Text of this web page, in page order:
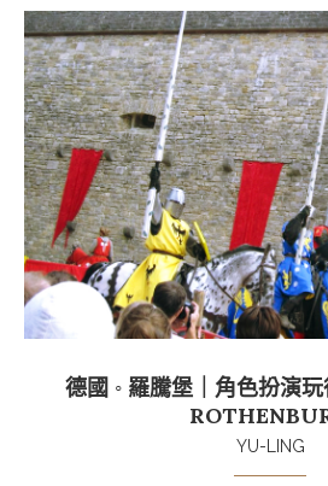
德國 ◦ 羅騰堡｜角色扮演
YU-LING